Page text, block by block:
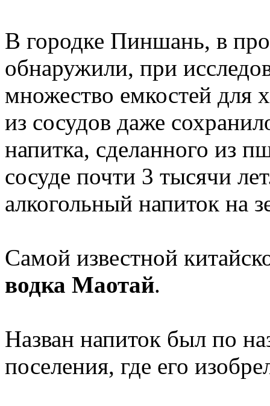
В городке Пиншань, в
обнаружили, при
множество емкостей для
из сосудов даже
напитка, сделанного из
сосуде почти 3 тысячи
алкогольный напиток на
Самой известной
водка Маотай.
Назван напиток был по
поселения, где его